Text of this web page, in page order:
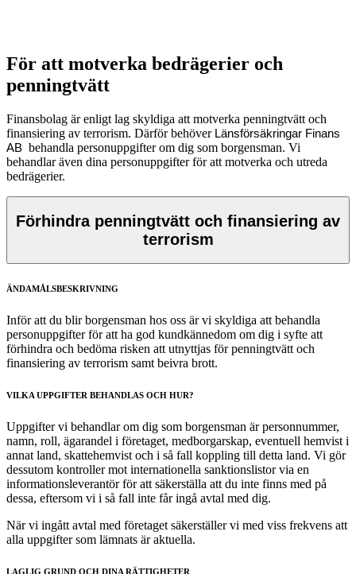
För att motverka bedrägerier och
penningtvätt
Finansbolag är enligt lag skyldiga att motverka penningtvätt och
finansiering av terrorism. Därför behöver Länsförsäkringar Finans
AB behandla personuppgifter om dig som borgensman. Vi
behandlar även dina personuppgifter för att motverka och utreda
bedrägerier.
Förhindra penningtvätt och finansiering av
terrorism
ÄNDAMÅLSBESKRIVNING
​Inför att du blir borgensman hos oss är vi skyldiga att behandla
personuppgifter för att ha god kundkännedom om dig i syfte att
förhindra och bedöma risken att utnyttjas för penningtvätt och
finansiering av terrorism samt beivra brott.
VILKA UPPGIFTER BEHANDLAS OCH HUR?
Uppgifter vi behandlar om dig som borgensman är personnummer,
namn, roll, ägarandel i företaget, medborgarskap, eventuell hemvist i
annat land, skattehemvist och i så fall koppling till detta land. Vi gör
dessutom kontroller mot internationella sanktionslistor via en
informationsleverantör för att säkerställa att du inte finns med på
dessa, eftersom vi i så fall inte får ingå avtal med dig.
När vi ingått avtal med företaget säkerställer vi med viss frekvens att
alla uppgifter som lämnats är aktuella.
LAGLIG GRUND OCH DINA RÄTTIGHETER